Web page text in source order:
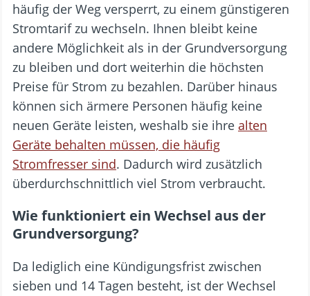
häufig der Weg versperrt, zu einem günstigeren
Stromtarif zu wechseln. Ihnen bleibt keine
andere Möglichkeit als in der Grundversorgung
zu bleiben und dort weiterhin die höchsten
Preise für Strom zu bezahlen. Darüber hinaus
können sich ärmere Personen häufig keine
neuen Geräte leisten, weshalb sie ihre alten
Geräte behalten müssen, die häufig
Stromfresser sind. Dadurch wird zusätzlich
überdurchschnittlich viel Strom verbraucht.
Wie funktioniert ein Wechsel aus der
Grundversorgung?
Da lediglich eine Kündigungsfrist zwischen
sieben und 14 Tagen besteht, ist der Wechsel